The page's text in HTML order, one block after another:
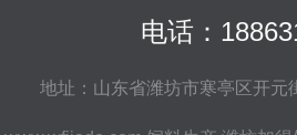
电话：
地址：山东省潍坊市寒亭区开元